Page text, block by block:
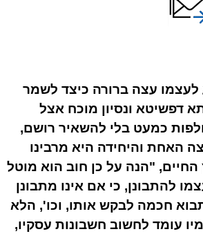
עצה ברורה כיצד לשמר
דפשיטא ונסיון מוכח אצל
כמעט בלי להשאיר רושם,
האחת והיחידה היא מרבינו
"הנה על כן חוב הוא מוטל
להתבונן, כי אם אינו מתבונן
חכמה לבקש אותו, וכו', הלא
עומד לחשוב חשבונות עסקיו,